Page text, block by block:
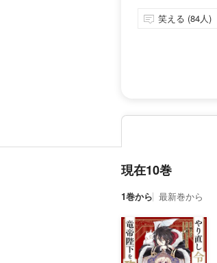
笑える (84人)
現在10巻
1巻から 最新巻から